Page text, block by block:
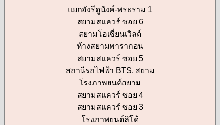
แยกอังรีดูนังค์-พระราม 1
สยามสแควร์ ซอย 6
สยามโอเชี่ยนเวิลด์
ห้างสยามพารากอน
สยามสแควร์ ซอย 5
สถานีรถไฟฟ้า BTS. สยาม
โรงภาพยนต์สยาม
สยามสแควร์ ซอย 4
สยามสแควร์ ซอย 3
โรงภาพยนต์ลิโด้